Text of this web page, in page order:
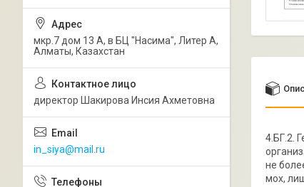
4.БГ.2.
не
мох,
мкр.7 дом 13 А, в БЦ "Насима", Литер А,
Алматы, Казахстан
директор Шакирова Инсия Ахметовна
in_siya@mail.ru